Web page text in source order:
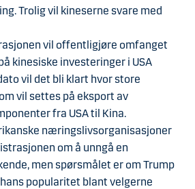
Trolig vil kineserne svare med
vil offentligjøre omfanget
kinesiske investeringer i USA
vil det bli klart hvor store
vil settes på eksport av
fra USA til Kina.
næringslivsorganisasjoner
om å unngå en
men spørsmålet er om Trump
popularitet blant velgerne